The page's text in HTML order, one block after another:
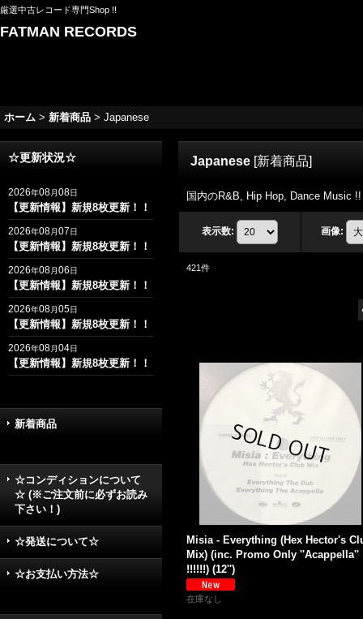
厳選中古レコード専門Shop !!
FATMAN RECORDS
ホーム > 新着商品 > Japanese
☆更新状況☆
2026年08月08日
【更新情報】新規8枚更新！！
2026年08月07日
【更新情報】新規8枚更新！！
2026年08月06日
【更新情報】新規8枚更新！！
2026年08月05日
【更新情報】新規8枚更新！！
2026年08月04日
【更新情報】新規8枚更新！！
新着商品
☆コンディションについて
☆ (※ご注文前に必ずお読み
下さい！)
☆発送について☆
☆お支払い方法☆
Japanese [新着商品]
国内のR&B, Hip Hop, Dance Music !!
表示数: 画像:
421件
Misia - Everything (Hex Hector's
Mix) (inc. Promo Only ''Acappella''
!!!!!!) (12'')
在庫なし